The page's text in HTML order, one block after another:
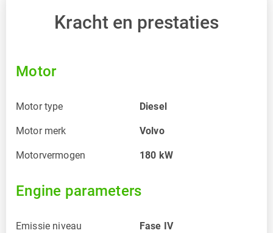
Kracht en prestaties
Motor
Motor type Diesel
Motor merk Volvo
Motorvermogen 180 kW
Engine parameters
Emissie niveau Fase IV